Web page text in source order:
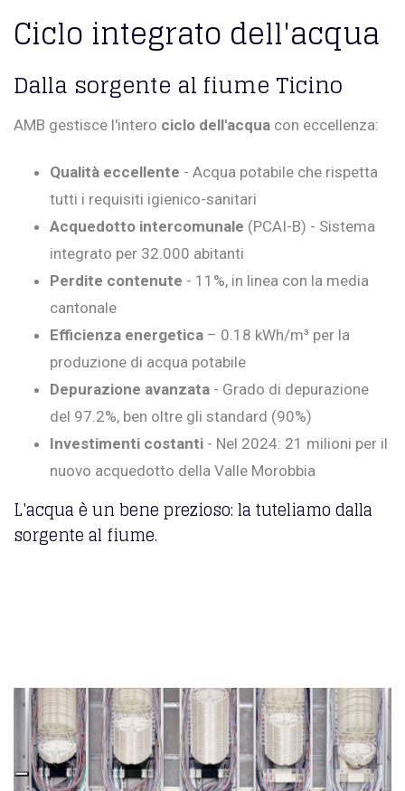
Ciclo integrato dell'acqua
Dalla sorgente al fiume Ticino
AMB gestisce l'intero ciclo dell'acqua con eccellenza:
Qualità eccellente - Acqua potabile che rispetta
tutti i requisiti igienico-sanitari
Acquedotto intercomunale (PCAI-B) - Sistema
integrato per 32.000 abitanti
Perdite contenute - 11%, in linea con la media
cantonale
Efficienza energetica – 0.18 kWh/m³ per la
produzione di acqua potabile
Depurazione avanzata - Grado di depurazione
del 97.2%, ben oltre gli standard (90%)
Investimenti costanti - Nel 2024: 21 milioni per il
nuovo acquedotto della Valle Morobbia
L'acqua è un bene prezioso: la tuteliamo dalla
sorgente al fiume.